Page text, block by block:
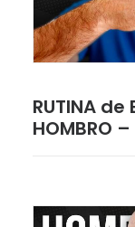
RUTINA de
HOMBRO